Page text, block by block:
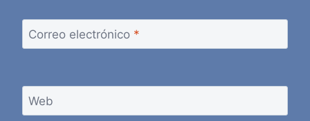
Correo electrónico *
Web